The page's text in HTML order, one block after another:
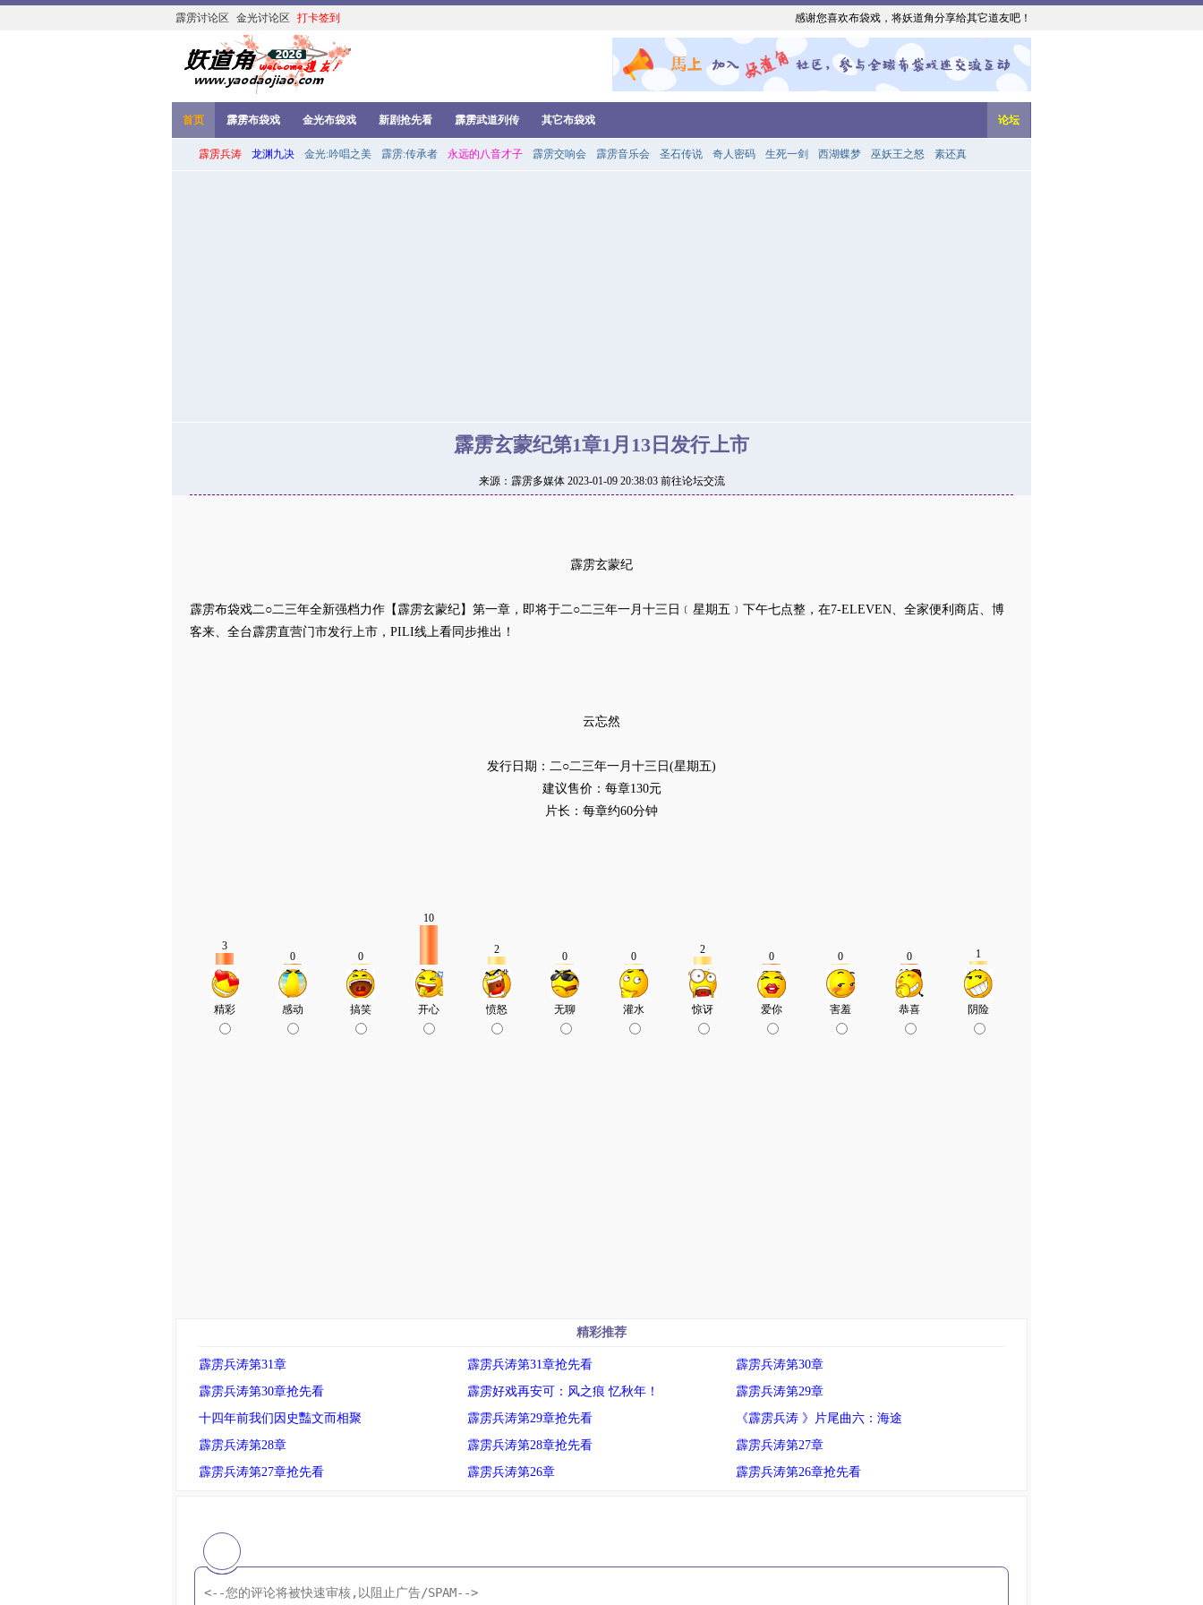
霹雳讨论区 金光讨论区 打卡签到 感谢您喜欢布袋戏，将妖道角分享给其它道友吧！
首页 霹雳布袋戏 金光布袋戏 新剧抢先看 霹雳武道列传 其它布袋戏 论坛
霹雳兵涛 龙渊九决 金光:吟唱之美 霹雳:传承者 永远的八音才子 霹雳交响会 霹雳音乐会 圣石传说 奇人密码 生死一剑 西湖蝶梦 巫妖王之怒 素还真
霹雳玄蒙纪第1章1月13日发行上市
来源： 霹雳多媒体2023-01-09 20:38:03 前往论坛交流
霹雳玄蒙纪
霹雳布袋戏二○二三年全新强档力作【霹雳玄蒙纪】第一章，即将于二○二三年一月十三日﹝星期五﹞下午七点整，在7-ELEVEN、全家便利商店、博
客来、全台霹雳直营门市发行上市，PILI线上看同步推出！
云忘然
发行日期：二○二三年一月十三日(星期五)
建议售价：每章130元
片长：每章约60分钟
精彩推荐
霹雳兵涛第31章 霹雳兵涛第31章抢先看
霹雳兵涛第30章
霹雳兵涛第30章抢先看
霹雳好戏再安可：风之痕 忆秋年！
霹雳兵涛第29章
十四年前我们因史豔文而相聚
霹雳兵涛第29章抢先看
《霹雳兵涛 》片尾曲六：海途
霹雳兵涛第28章
霹雳兵涛第28章抢先看
霹雳兵涛第27章
霹雳兵涛第27章抢先看
霹雳兵涛第26章 霹雳兵涛第26章抢先看